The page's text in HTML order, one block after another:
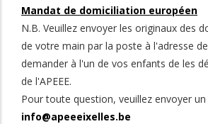
Mandat de domiciliation européen
N.B. Veuillez envoyer les originaux des
de votre main par la poste à l'adresse de
demander à l'un de vos enfants de les
de l'APEEE.
Pour toute question, veuillez envoyer
info@apeeeixelles.be